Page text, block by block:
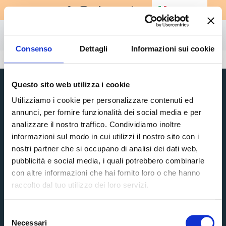
Consenso Dettagli Informazioni sui cookie
Questo sito web utilizza i cookie
Utilizziamo i cookie per personalizzare contenuti ed
annunci, per fornire funzionalità dei social media e per
analizzare il nostro traffico. Condividiamo inoltre
informazioni sul modo in cui utilizzi il nostro sito con i
nostri partner che si occupano di analisi dei dati web,
pubblicità e social media, i quali potrebbero combinarle
con altre informazioni che hai fornito loro o che hanno
raccolto dal tuo utilizzo dei loro servizi.
Necessari
Salta
al
Ebook
Challenge
Masterclass
Libri
Shop
Scopri Top Life
Home
Integratori
Amino-MAP
Ebook
Challenge
Masterclass